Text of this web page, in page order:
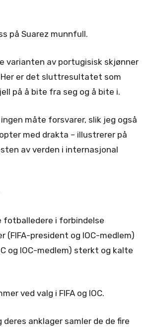
på Suarez munnfull.
varianten av portugisisk skjønner
Her er det sluttresultatet som
på å bite fra seg og å bite i.
måte forsvarer, slik jeg også
med drakta – illustrerer på
av verden i internasjonal
fotballedere i forbindelse
president og IOC-medlem)
og IOC-medlem) sterkt og kalte
ved valg i FIFA og IOC.
anklager samler de de fire